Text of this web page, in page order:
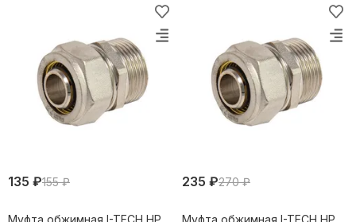
135 ₽155 ₽ 235 ₽270 ₽